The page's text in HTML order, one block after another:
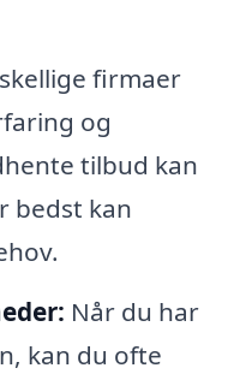
firmaer
og
tilbud kan
bedst kan
Når du har
kan du ofte